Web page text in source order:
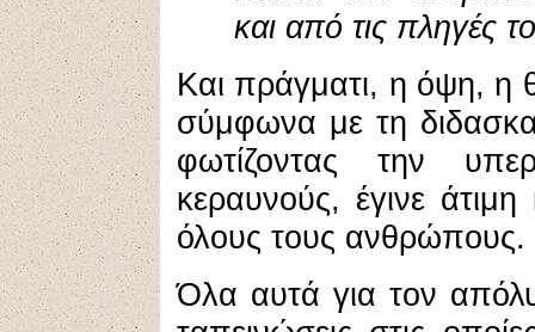
και από τις πληγές
Και πράγματι, η όψη, η
σύμφωνα με τη
φωτίζοντας την
κεραυνούς, έγινε
όλους τους ανθρώπους.
Όλα αυτά για τον